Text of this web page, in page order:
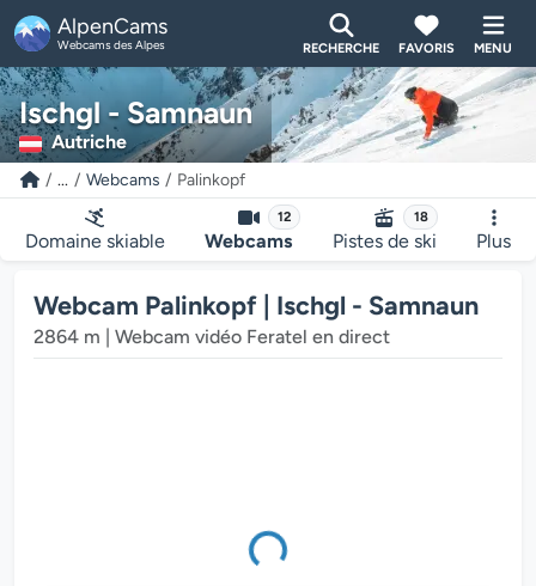
AlpenCams
Webcams des Alpes RECHERCHE FAVORIS MENU
Ischgl - Samnaun
Autriche
... Webcams Palinkopf
Domaine skiable
12
Webcams
18
Pistes de ski Plus
Webcam Palinkopf | Ischgl - Samnaun
2864 m | Webcam vidéo Feratel en direct
de la webcam charge...